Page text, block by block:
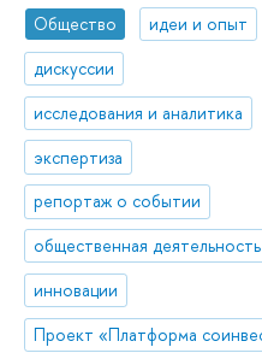
Общество
идеи и опыт
дискуссии
исследования и аналитика
экспертиза
репортаж о событии
общественная деятельность
инновации